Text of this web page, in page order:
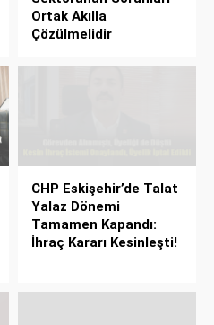
Ortak Akılla
Çözülmelidir
CHP Eskişehir’de Talat
Yalaz Dönemi
Tamamen Kapandı:
İhraç Kararı Kesinleşti!